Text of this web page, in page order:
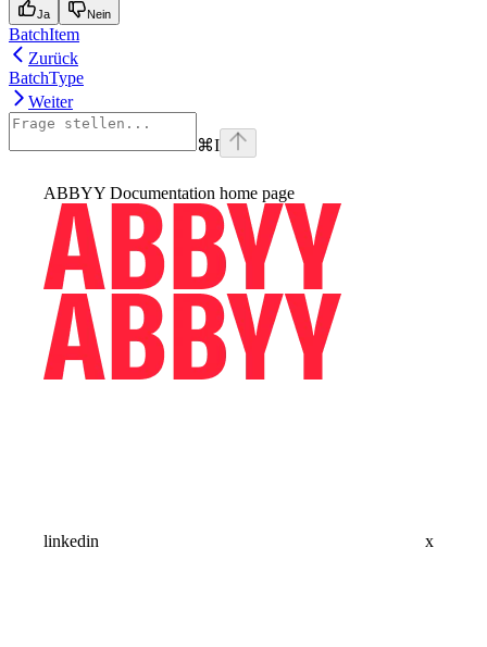
Ja Nein
BatchItem
Zurück
BatchType
Weiter
⌘I
ABBYY Documentation home page
linkedin x